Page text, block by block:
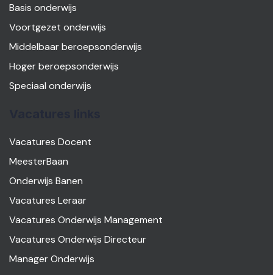
Basis onderwijs
Voortgezet onderwijs
Middelbaar beroepsonderwijs
Hoger beroepsonderwijs
Speciaal onderwijs
Vacatures Docent
MeesterBaan
Onderwijs Banen
Vacatures Leraar
Vacatures Onderwijs Management
Vacatures Onderwijs Directeur
Manager Onderwijs